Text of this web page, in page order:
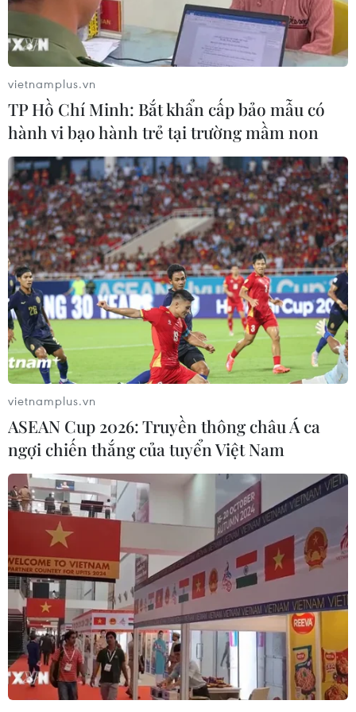
(TTXVN/Vietnam+)
#Bộ Y tế #Khí N2O #Bóng cười
#Luật hóa chất
#Hóa chất
Theo dõi VietnamPlus
TIN LIÊN QUAN
vietnamplus.vn
TP Hồ Chí Minh: Bắt khẩn cấp bảo mẫu có
hành vi bạo hành trẻ tại trường mầm non
vietnamplus.vn
ASEAN Cup 2026: Truyền thông châu Á ca
ngợi chiến thắng của tuyển Việt Nam